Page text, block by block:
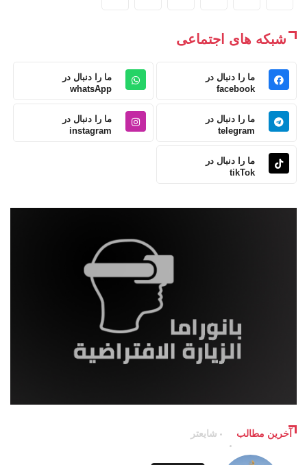
شبکه های اجتماعی
ما را دنبال در
facebook
ما را دنبال در
whatsApp
ما را دنبال در
telegram
ما را دنبال در
instagram
ما را دنبال در
tikTok
آخرین مطالب شایعتر